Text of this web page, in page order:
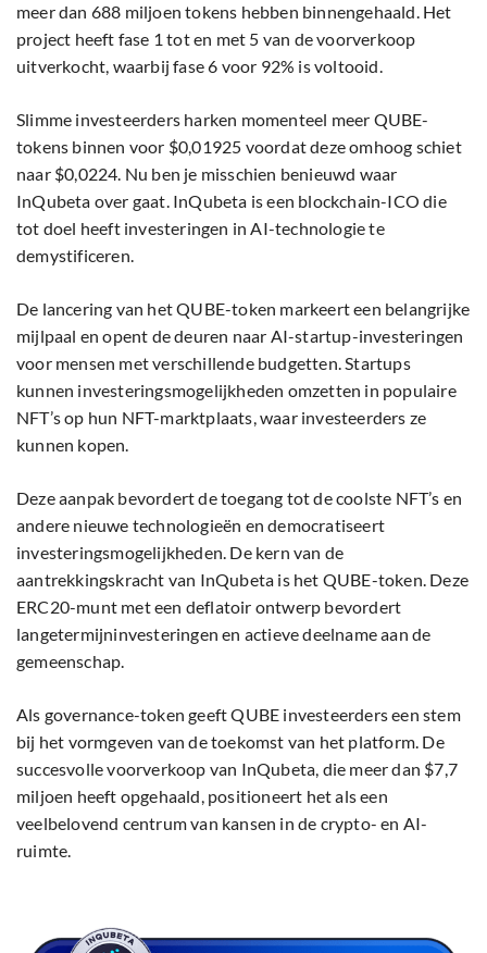
meer dan 688 miljoen tokens hebben binnengehaald. Het
project heeft fase 1 tot en met 5 van de voorverkoop
uitverkocht, waarbij fase 6 voor 92% is voltooid.
Slimme investeerders harken momenteel meer QUBE-
tokens binnen voor $0,01925 voordat deze omhoog schiet
naar $0,0224. Nu ben je misschien benieuwd waar
InQubeta over gaat. InQubeta is een blockchain-ICO die
tot doel heeft investeringen in AI-technologie te
demystificeren.
De lancering van het QUBE-token markeert een belangrijke
mijlpaal en opent de deuren naar AI-startup-investeringen
voor mensen met verschillende budgetten. Startups
kunnen investeringsmogelijkheden omzetten in populaire
NFT’s op hun NFT-marktplaats, waar investeerders ze
kunnen kopen.
Deze aanpak bevordert de toegang tot de coolste NFT’s en
andere nieuwe technologieën en democratiseert
investeringsmogelijkheden. De kern van de
aantrekkingskracht van InQubeta is het QUBE-token. Deze
ERC20-munt met een deflatoir ontwerp bevordert
langetermijninvesteringen en actieve deelname aan de
gemeenschap.
Als governance-token geeft QUBE investeerders een stem
bij het vormgeven van de toekomst van het platform. De
succesvolle voorverkoop van InQubeta, die meer dan $7,7
miljoen heeft opgehaald, positioneert het als een
veelbelovend centrum van kansen in de crypto- en AI-
ruimte.